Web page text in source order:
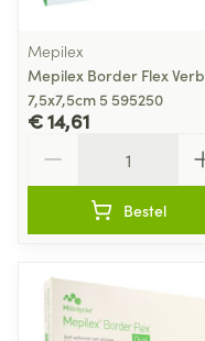
Mepilex
Mepilex Border Flex Verb
7,5x7,5cm 5 595250
€ 14,61
Bestel